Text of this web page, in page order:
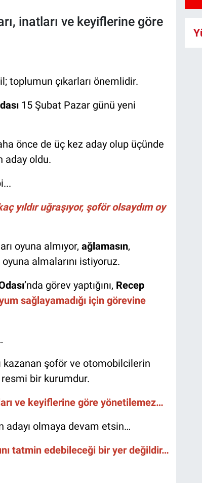
inatları ve keyiflerine göre
toplumun çıkarları önemlidir.
15 Şubat Pazar günü yeni
önce de üç kez aday olup üçünde
aday oldu.
yıldır uğraşıyor, şoför olsaydım oy
oyuna almıyor, ağlamasın,
almalarını istiyoruz.
’nda görev yaptığını, Recep
sağlayamadığı için görevine
kazanan şoför ve otomobilcilerin
bir kurumdur.
ve keyiflerine göre yönetilemez…
olmaya devam etsin…
tatmin edebileceği bir yer değildir…